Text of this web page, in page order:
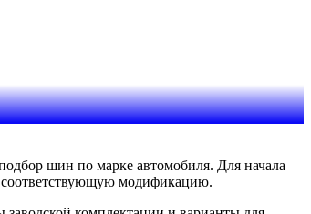
шин по марке автомобиля. Для начала
соответствующую модификацию.